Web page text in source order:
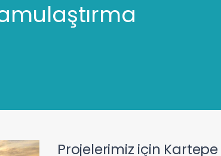
Projelerimiz için